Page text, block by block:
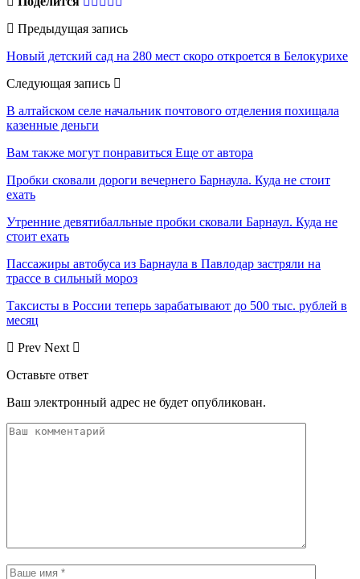
Предыдущая запись
Новый детский сад на 280 мест скоро откроется в Белокурихе
Следующая запись
В алтайском селе начальник почтового отделения похищала
казенные деньги
Вам также могут понравиться Еще от автора
Пробки сковали дороги вечернего Барнаула. Куда не стоит
ехать
Утренние девятибалльные пробки сковали Барнаул. Куда не
стоит ехать
Пассажиры автобуса из Барнаула в Павлодар застряли на
трассе в сильный мороз
Таксисты в России теперь зарабатывают до 500 тыс. рублей в
месяц
Prev Next
Оставьте ответ
Ваш электронный адрес не будет опубликован.